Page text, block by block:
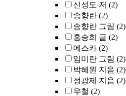
신성도 저 (2)
송향란 (2)
송향란 그림 (2)
홍승희 글 (2)
에스카 (2)
임미란 그림 (2)
박혜원 지음 (2)
정광제 지음 (2)
우철 (2)